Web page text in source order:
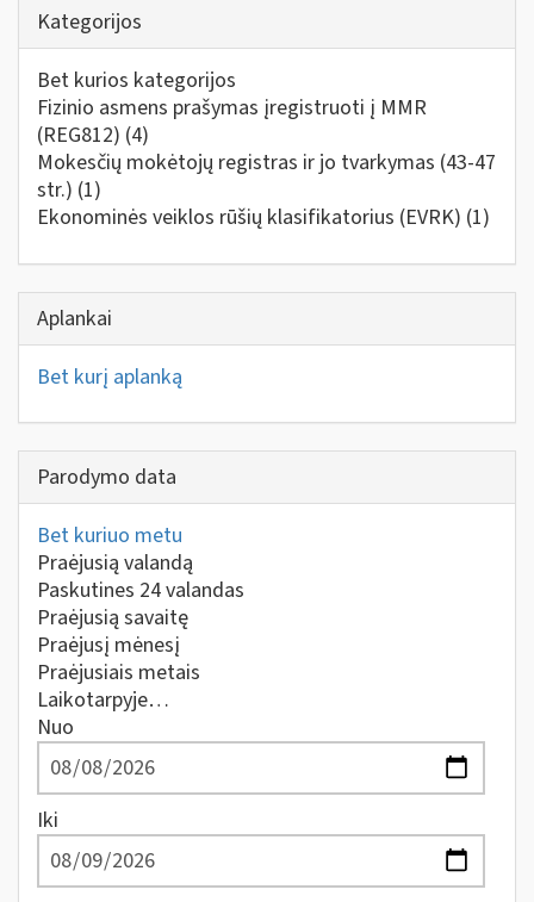
Kategorijos
Bet kurios kategorijos
Fizinio asmens prašymas įregistruoti į MMR
(REG812) (4)
Mokesčių mokėtojų registras ir jo tvarkymas (43-47
str.) (1)
Ekonominės veiklos rūšių klasifikatorius (EVRK) (1)
Aplankai
Bet kurį aplanką
Parodymo data
Bet kuriuo metu
Praėjusią valandą
Paskutines 24 valandas
Praėjusią savaitę
Praėjusį mėnesį
Praėjusiais metais
Laikotarpyje…
Nuo
Iki